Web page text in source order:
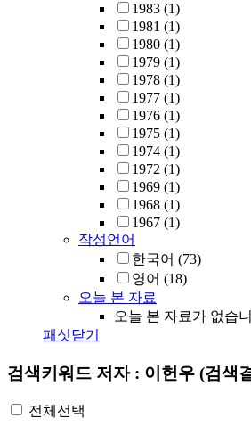
1983 (1)
1981 (1)
1980 (1)
1979 (1)
1978 (1)
1977 (1)
1976 (1)
1975 (1)
1974 (1)
1972 (1)
1969 (1)
1968 (1)
1967 (1)
작성언어
한국어 (73)
영어 (18)
오늘 본 자료
오늘 본 자료가 없습
패싯닫기
검색키워드 저자 : 이헌우 (검색
전체선택